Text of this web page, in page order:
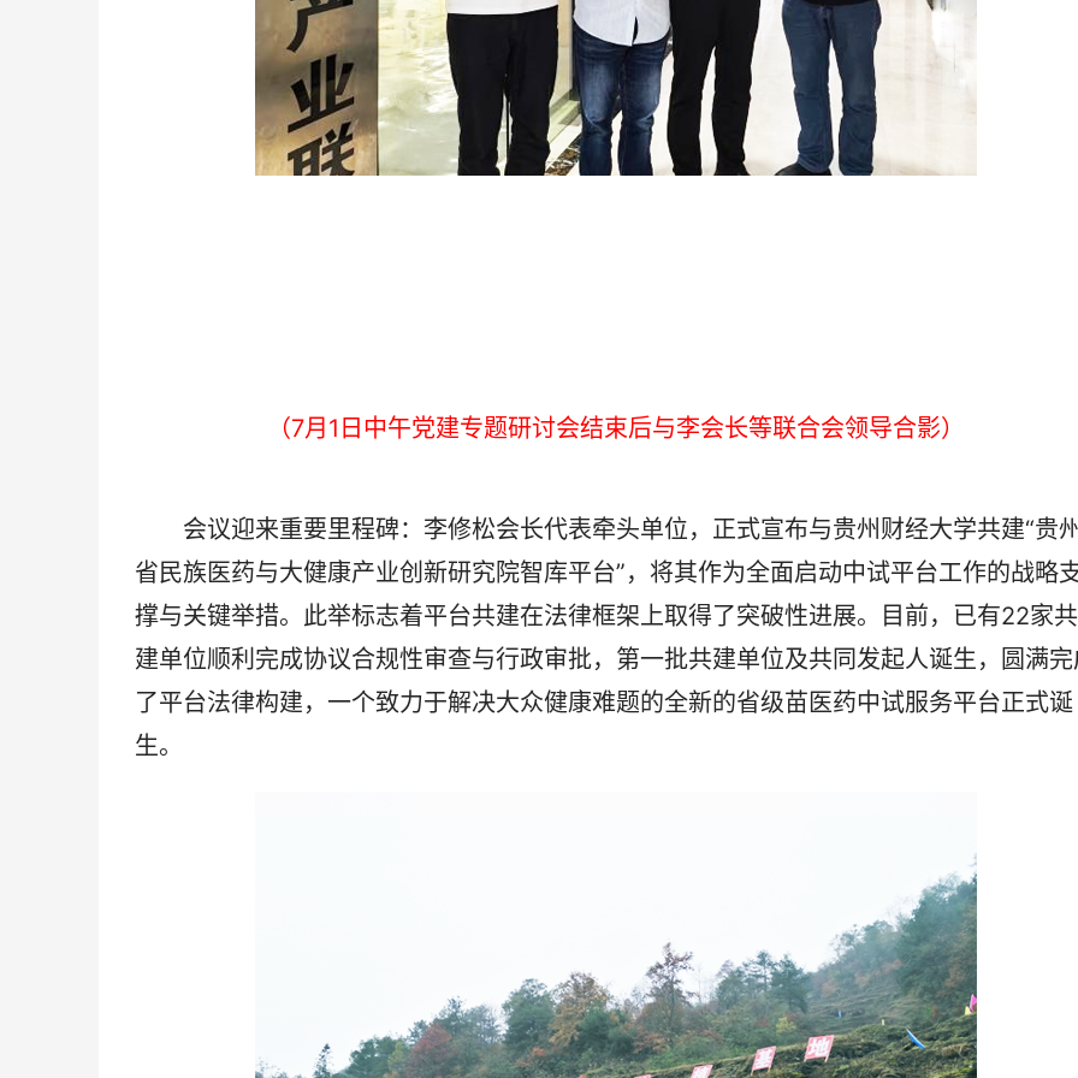
（7月1日中午党建专题研讨会结束后与李会长等联合会领导合影）
会议迎来重要里程碑：李修松会长代表牵头单位，正式宣布与贵州财经大学共建“贵
省民族医药与大健康产业创新研究院智库平台”，将其作为全面启动中试平台工作的战略
撑与关键举措。此举标志着平台共建在法律框架上取得了突破性进展。目前，已有‌22家共
建单位顺利‌完成协议合规性审查与行政审批，第一批共建单位及共同发起人诞生，圆满
了平台法律构建，一个致力于解决大众健康难题的全新的省级苗医药中试服务平台正式诞
生。